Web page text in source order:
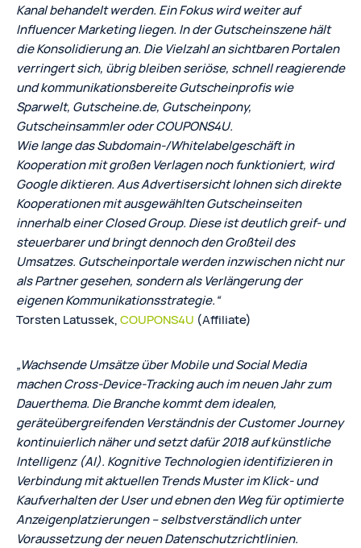
Kanal behandelt werden. Ein Fokus wird weiter auf
Influencer Marketing liegen. In der Gutscheinszene hält
die Konsolidierung an. Die Vielzahl an sichtbaren Portalen
verringert sich, übrig bleiben seriöse, schnell reagierende
und kommunikationsbereite Gutscheinprofis wie
Sparwelt, Gutscheine.de, Gutscheinpony,
Gutscheinsammler oder COUPONS4U.
Wie lange das Subdomain-/Whitelabelgeschäft in
Kooperation mit großen Verlagen noch funktioniert, wird
Google diktieren. Aus Advertisersicht lohnen sich direkte
Kooperationen mit ausgewählten Gutscheinseiten
innerhalb einer Closed Group. Diese ist deutlich greif- und
steuerbarer und bringt dennoch den Großteil des
Umsatzes. Gutscheinportale werden inzwischen nicht nur
als Partner gesehen, sondern als Verlängerung der
eigenen Kommunikationsstrategie.“
Torsten Latussek,COUPONS4U (Affiliate)
„Wachsende Umsätze über Mobile und Social Media
machen Cross-Device-Tracking auch im neuen Jahr zum
Dauerthema. Die Branche kommt dem idealen,
geräteübergreifenden Verständnis der Customer Journey
kontinuierlich näher und setzt dafür 2018 auf künstliche
Intelligenz (AI). Kognitive Technologien identifizieren in
Verbindung mit aktuellen Trends Muster im Klick- und
Kaufverhalten der User und ebnen den Weg für optimierte
Anzeigenplatzierungen – selbstverständlich unter
Voraussetzung der neuen Datenschutzrichtlinien.